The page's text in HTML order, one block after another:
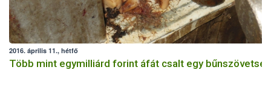
2016. április 11., hétfő
Több mint egymilliárd forint áfát csalt egy bűnszövetség